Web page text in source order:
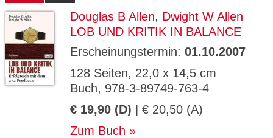
Douglas B Allen, Dwight W Allen
LOB UND KRITIK IN BALANCE
Erscheinungstermin: 01.10.2007
128 Seiten, 22,0 x 14,5 cm
Buch, 978-3-89749-763-4
€ 19,90 (D) | € 20,50 (A)
Zum Buch